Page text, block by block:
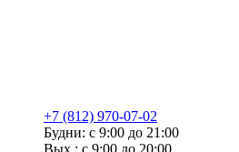
+7 (812) 970-07-02
Будни: с 9:00 до 21:00
Вых.: с 9:00 до 20:00